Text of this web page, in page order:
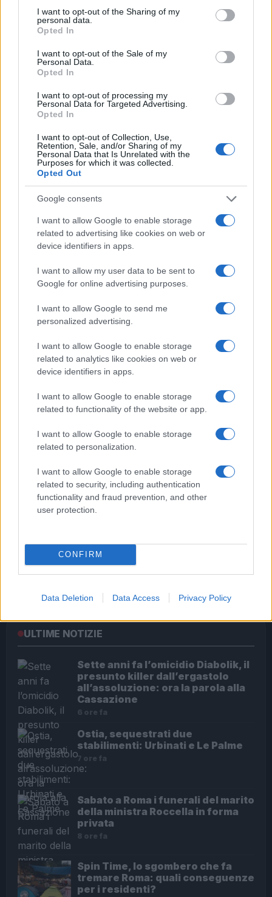
not limited to your visit or usage behaviour. You may click to
grant or deny consent to Google and its third-party tags to
use your data for below specified purposes in below Google
consent section.
I want to opt-out of the Sharing of my
personal data.
Opted In
I want to opt-out of the Sale of my
Personal Data.
Opted In
I want to opt-out of processing my
Personal Data for Targeted Advertising.
Opted In
I want to opt-out of Collection, Use,
Retention, Sale, and/or Sharing of my
Personal Data that Is Unrelated with the
Purposes for which it was collected.
Opted Out
Google consents
I want to allow Google to enable storage
related to advertising like cookies on web or
device identifiers in apps.
I want to allow my user data to be sent to
Google for online advertising purposes.
I want to allow Google to send me
personalized advertising.
I want to allow Google to enable storage
related to analytics like cookies on web or
device identifiers in apps.
I want to allow Google to enable storage
related to functionality of the website or app.
I want to allow Google to enable storage
related to personalization.
I want to allow Google to enable storage
related to security, including authentication
functionality and fraud prevention, and other
user protection.
CONFIRM
Data Deletion Data Access Privacy Policy
rossa. Approvato il nuovo
decreto legge anti-Covid
OSTIA –
Operazione
parte della Polizia:
arrestati di pusher
chef del litorale
TUSCOLANO –
Creano un evento
violando le norme
anti-Covid: 40
persone
carabinieri chiusura locale ultime-notizie
Fiumicino, squalo attacca un pescatore: attimi di
terrore sul lungomare romano
UFFICIALE: il Lazio torna in zona rossa. Approvato il
nuovo decreto legge anti-Covid
ULTIME NOTIZIE
Sette anni fa l’omicidio Diabolik, il
presunto killer dall’ergastolo
all’assoluzione: ora la parola alla
Cassazione
6 ore fa
Ostia, sequestrati due
stabilimenti: Urbinati e Le Palme
7 ore fa
Sabato a Roma i funerali del marito
della ministra Roccella in forma
privata
8 ore fa
Spin Time, lo sgombero che fa
tremare Roma: quali conseguenze
per i residenti?